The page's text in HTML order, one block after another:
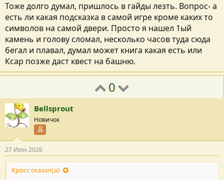
Тоже долго думал, пришлось в гайды лезть. Вопрос- а
есть ли какая подсказка в самой игре кроме каких то
символов на самой двери. Просто я нашел 1ый
камень и голову сломал, несколько часов туда сюда
бегал и плавал, думал может книга какая есть или
Ксар позже даст квест на башню.
0
Bellsprout
Новичок
27 Июн 2026
Kpocc сказал(а):